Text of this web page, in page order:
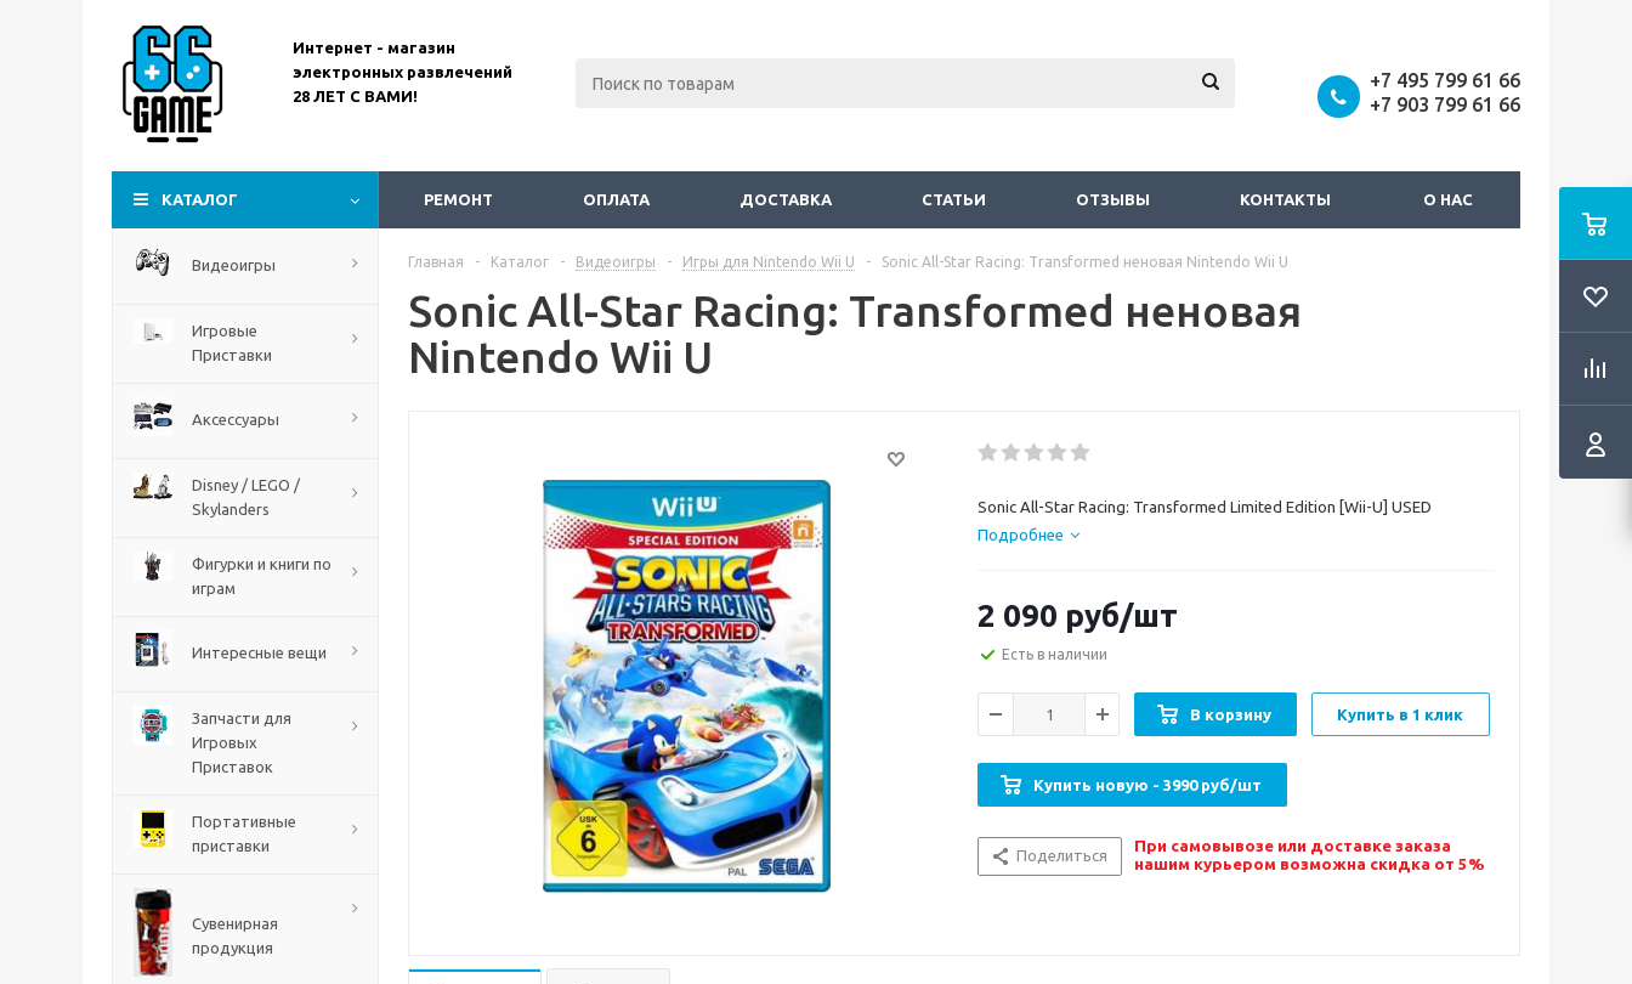
Интернет - магазин
электронных развлечений
28 ЛЕТ С ВАМИ!
+7 495 799 61 66
+7 903 799 61 66
КАТАЛОГ РЕМОНТ ОПЛАТА ДОСТАВКА СТАТЬИ ОТЗЫВЫ КОНТАКТЫ О НАС
Видеоигры
Игровые
Приставки
Аксессуары
Disney / LEGO /
Skylanders
Фигурки и книги по
играм
Интересные вещи
Запчасти для
Игровых
Приставок
Портативные
приставки
Сувенирная
продукция
The Blood of Dawnwalker
Главная - Каталог - Видеоигры - Игры для Nintendo Wii U - Sonic All-Star Racing: Transformed неновая Nintendo Wii U
Sonic All-Star Racing: Transformed неновая
Nintendo Wii U
Sonic All-Star Racing: Transformed Limited Edition [Wii-U] USED
Подробнее
2 090 руб/шт
Есть в наличии
В корзину
Купить новую - 3990 руб/шт
Купить в 1 клик
Поделиться
При самовывозе или доставке заказа
нашим курьером возможна скидка от 5%